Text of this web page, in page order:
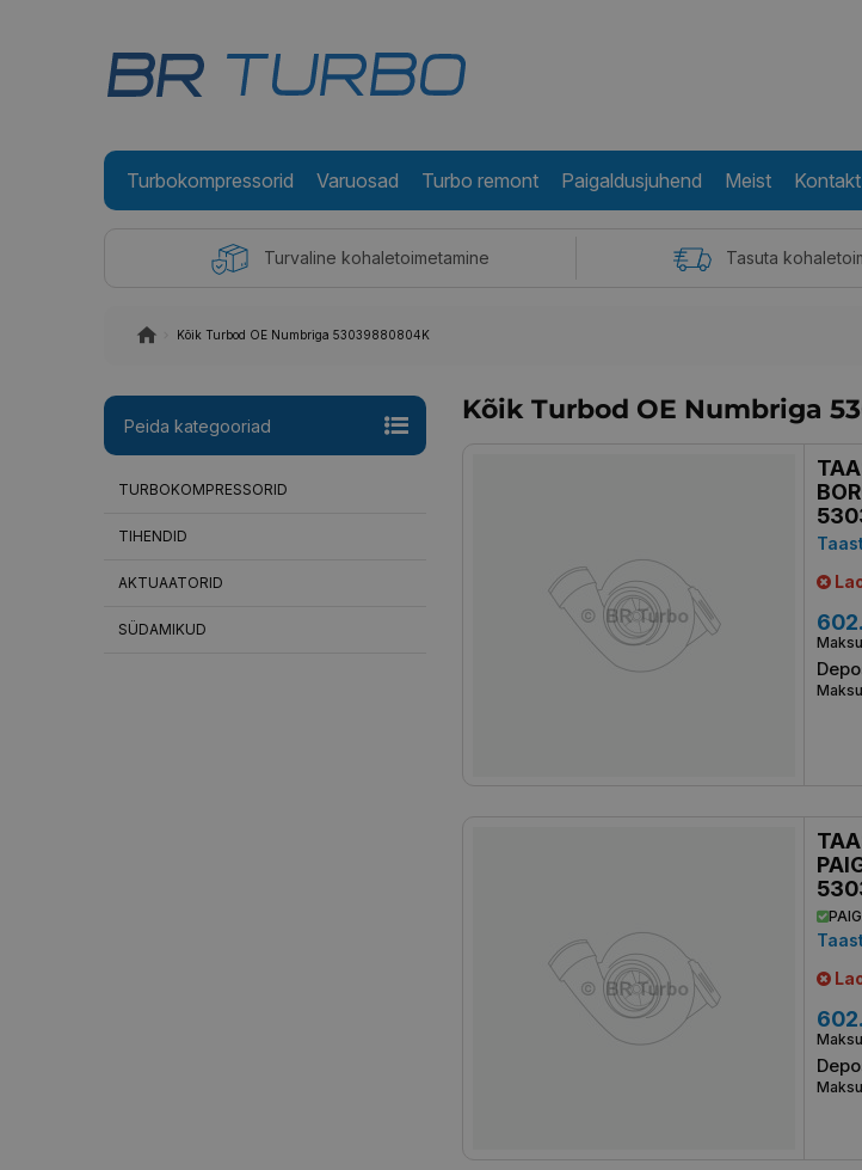
Turbokompressorid Varuosad Turbo remont Paigaldusjuhend Meist Kontakt
Turvaline kohaletoimetamine Tasuta
Kõik Turbod OE Numbriga 53039880804K
Peida kategooriad
TURBOKOMPRESSORID
TIHENDID
AKTUAATORID
SÜDAMIKUD
Kõik Turbod OE Numbriga